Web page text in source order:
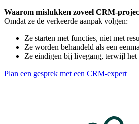
Waarom mislukken zoveel CRM-
Omdat ze de verkeerde aanpak volgen:
Ze starten met functies, niet met
Ze worden behandeld als een
Ze eindigen bij livegang, terwijl het
Plan een gesprek met een CRM-expert